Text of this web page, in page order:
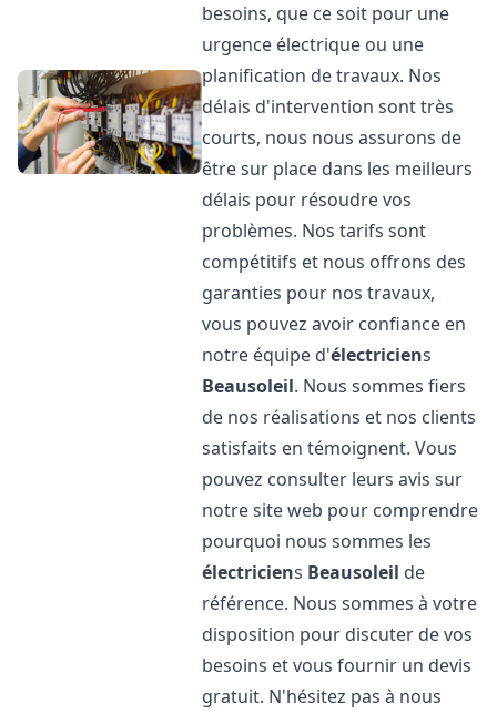
besoins, que ce soit pour une
urgence électrique ou une
planification de travaux. Nos
délais d'intervention sont très
courts, nous nous assurons de
être sur place dans les meilleurs
délais pour résoudre vos
problèmes. Nos tarifs sont
compétitifs et nous offrons des
garanties pour nos travaux,
vous pouvez avoir confiance en
notre équipe d'électriciens
Beausoleil. Nous sommes fiers
de nos réalisations et nos clients
satisfaits en témoignent. Vous
pouvez consulter leurs avis sur
notre site web pour comprendre
pourquoi nous sommes les
électriciens Beausoleil de
référence. Nous sommes à votre
disposition pour discuter de vos
besoins et vous fournir un devis
gratuit. N'hésitez pas à nous